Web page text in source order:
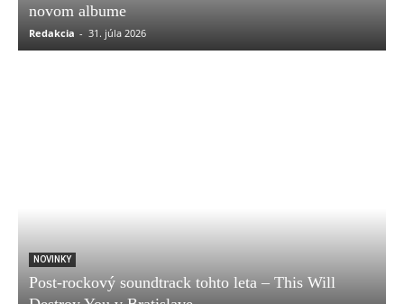
novom albume
Redakcia - 31. júla 2026
NOVINKY
Post-rockový soundtrack tohto leta – This Will